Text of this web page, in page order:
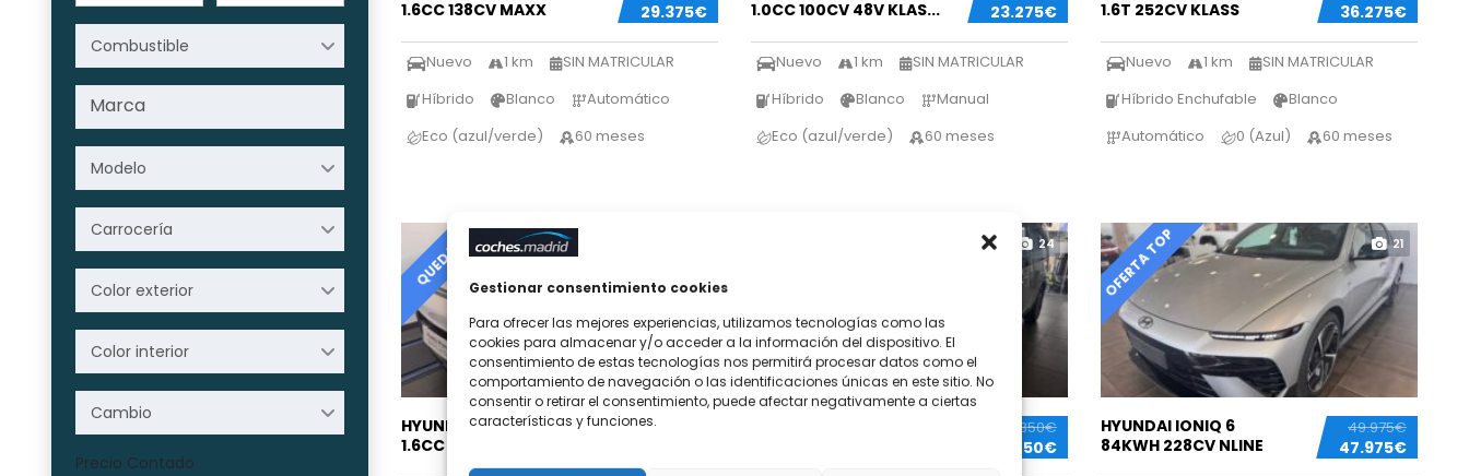
Gestionar consentimiento cookies
Para ofrecer las mejores experiencias, utilizamos tecnologías como las
cookies para almacenar y/o acceder a la información del dispositivo. El
consentimiento de estas tecnologías nos permitirá procesar datos como el
comportamiento de navegación o las identificaciones únicas en este sitio. No
consentir o retirar el consentimiento, puede afectar negativamente a ciertas
características y funciones.
Combustible
Modelo
Carrocería
Color exterior
Color interior
Cambio
Precio Contado
29.375€
1.6CC 138CV MAXX
Nuevo 1 km
SIN MATRICULAR
Híbrido
Blanco
Automático
Eco (azul/verde)
60 meses
23.275€
1.0CC 100CV 48V KLAS...
Nuevo 1 km
SIN MATRICULAR
Híbrido
Blanco
Manual
Eco (azul/verde)
60 meses
36.275€
1.6T 252CV KLASS
Nuevo 1 km
SIN MATRICULAR
Híbrido Enchufable
Blanco
Automático
0 (Azul) 60 meses
QUEDA 1
30.375€
HYUNDAI KONA HEV
1.6CC 138CV MAXX
24
54.350€
52.850€
OFERTA TOP 21
49.975€
47.975€
HYUNDAI IONIQ 6
84KWH 228CV NLINE